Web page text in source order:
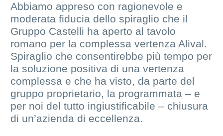
Abbiamo appreso con ragionevole e
moderata fiducia dello spiraglio che il
Gruppo Castelli ha aperto al tavolo
romano per la complessa vertenza Alival.
Spiraglio che consentirebbe più tempo per
la soluzione positiva di una vertenza
complessa e che ha visto, da parte del
gruppo proprietario, la programmata – e
per noi del tutto ingiustificabile – chiusura
di un’azienda di eccellenza.